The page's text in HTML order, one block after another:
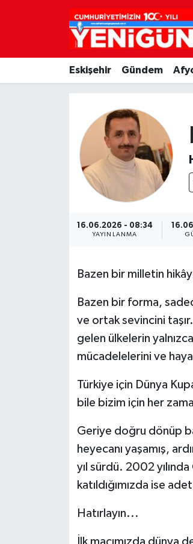
Eskişehir Gündem
16.06.2026 - 08:34
YAYINLANMA
Bazen bir milletin
Bazen bir forma,
ve ortak sevincini
gelen ülkelerin
mücadelelerini ve
Türkiye için Dünya
bile bizim için her
Geriye doğru dönüp
heyecanı yaşamış,
yıl sürdü. 2002
katıldığımızda ise
Hatırlayın...
Nöbetçi Eczaneler
Hava Durumu
Süper Lig Puan Durumu ve Fikstür
Tüm Manşetler
Son Dakika Haberleri
Haber Arşivi